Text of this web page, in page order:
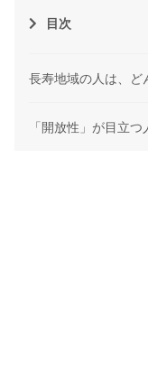
目次
長寿地域の人は、ど
「開放性」が目立